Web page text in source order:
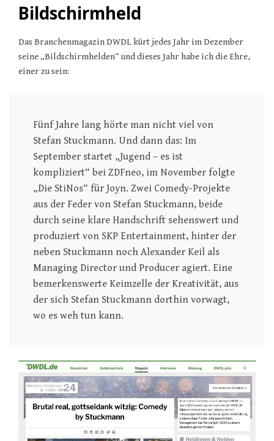
Bildschirmheld
Das Branchenmagazin DWDL kürt jedes Jahr im Dezember
seine „Bildschirmhelden“ und dieses Jahr habe ich die Ehre,
einer zu sein:
Fünf Jahre lang hörte man nicht viel von
Stefan Stuckmann. Und dann das: Im
September startet „Jugend – es ist
kompliziert“ bei ZDFneo, im November folgte
„Die StiNos“ für Joyn. Zwei Comedy-Projekte
aus der Feder von Stefan Stuckmann, beide
durch seine klare Handschrift sehenswert und
produziert von SKP Entertainment, hinter der
neben Stuckmann noch Alexander Keil als
Managing Director und Producer agiert. Eine
bemerkenswerte Keimzelle der Kreativität, aus
der sich Stefan Stuckmann dorthin vorwagt,
wo es weh tun kann.